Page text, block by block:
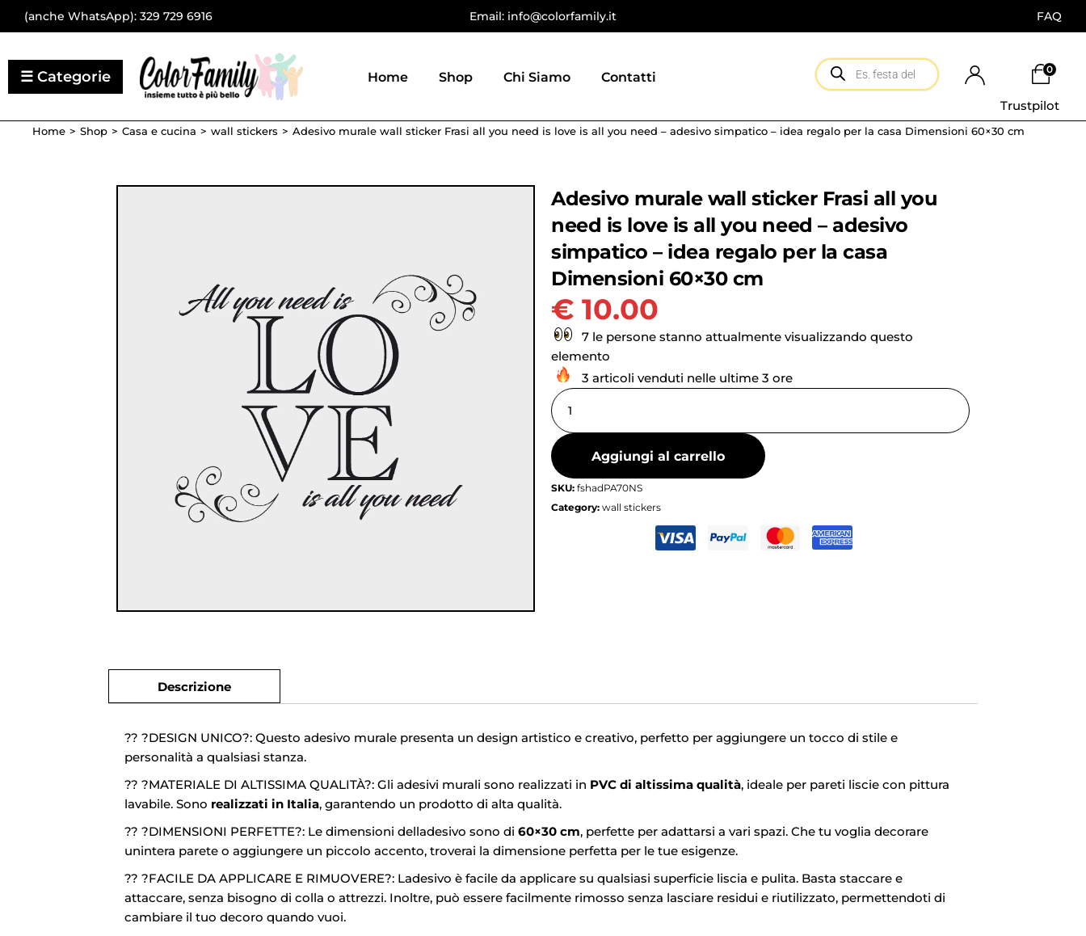
(anche WhatsApp): 329 729 6916 Email: info@colorfamily.it FAQ
Home Shop Chi Siamo Contatti 0
Trustpilot
Home Shop Casa e cucina wall stickers Adesivo murale wall sticker Frasi all you need is love is all you need – adesivo simpatico – idea regalo per la casa Dimensioni 60×30 cm
Adesivo murale wall sticker Frasi all you
need is love is all you need – adesivo
simpatico – idea regalo per la casa
Dimensioni 60×30 cm
€ 10.00
7 le persone stanno attualmente visualizzando questo
elemento
3 articoli venduti nelle ultime 3 ore
Aggiungi al carrello
SKU: fshadPA70NS
Category: wall stickers
Descrizione
?? ?DESIGN UNICO?: Questo adesivo murale presenta un design artistico e creativo, perfetto per aggiungere un tocco di stile e
personalità a qualsiasi stanza.
?? ?MATERIALE DI ALTISSIMA QUALITÀ?: Gli adesivi murali sono realizzati in PVC di altissima qualità, ideale per pareti liscie con pittura
lavabile. Sono realizzati in Italia, garantendo un prodotto di alta qualità.
?? ?DIMENSIONI PERFETTE?: Le dimensioni delladesivo sono di60×30 cm, perfette per adattarsi a vari spazi. Che tu voglia decorare
unintera parete o aggiungere un piccolo accento, troverai la dimensione perfetta per le tue esigenze.
?? ?FACILE DA APPLICARE E RIMUOVERE?: Ladesivo è facile da applicare su qualsiasi superficie liscia e pulita. Basta staccare e
attaccare, senza bisogno di colla o attrezzi. Inoltre, può essere facilmente rimosso senza lasciare residui e riutilizzato, permettendoti di
cambiare il tuo decoro quando vuoi.